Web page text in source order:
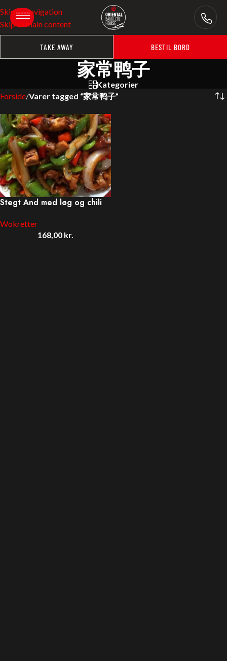
Skip to navigation
Skip to main content
TAKE AWAY BESTIL BORD
家常鸭子
Kategorier
Forside/Varer tagged “家常鸭子”
Stegt And med løg og chili
Wokretter
168,00 kr.